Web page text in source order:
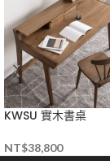
KWSU 實木書桌
NT$38,800